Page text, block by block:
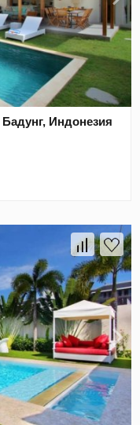
Индонезия